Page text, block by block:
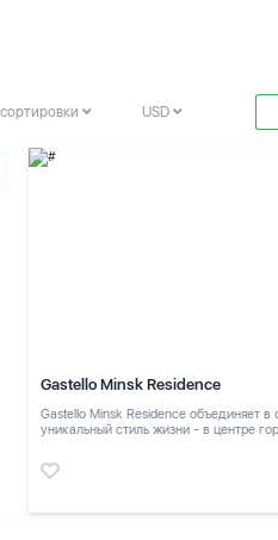
USD
Gastello Minsk Residence
Gastello Minsk Residence объединяет в
уникальный стиль жизни - в центре